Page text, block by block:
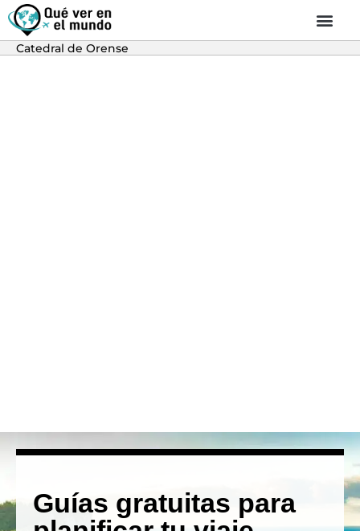
Catedral de Orense
Guías gratuitas para